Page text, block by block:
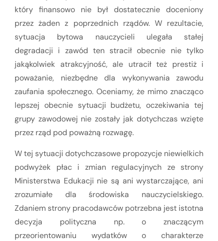
który finansowo nie był dostatecznie doceniony
przez żaden z poprzednich rządów. W rezultacie,
sytuacja bytowa nauczycieli ulegała stałej
degradacji i zawód ten stracił obecnie nie tylko
jakąkolwiek atrakcyjność, ale utracił też prestiż i
poważanie, niezbędne dla wykonywania zawodu
zaufania społecznego. Oceniamy, że mimo znacząco
lepszej obecnie sytuacji budżetu, oczekiwania tej
grupy zawodowej nie zostały jak dotychczas wzięte
przez rząd pod poważną rozwagę.
W tej sytuacji dotychczasowe propozycje niewielkich
podwyżek płac i zmian regulacyjnych ze strony
Ministerstwa Edukacji nie są ani wystarczające, ani
zrozumiałe dla środowiska nauczycielskiego.
Zdaniem strony pracodawców potrzebna jest istotna
decyzja polityczna np. o znaczącym
przeorientowaniu wydatków o charakterze